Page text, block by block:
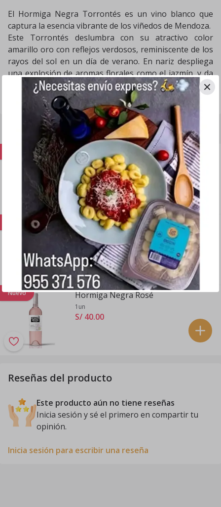
El Hormiga Negra Torrontés es un vino blanco que
captura la esencia vibrante de los viñedos de Mendoza.
Este Torrontés deslumbra con su atractivo color
amarillo oro con reflejos verdosos, reminiscente de los
rayos del sol en un día de verano. En nariz despliega
una explosión de aromas florales como el jazmín, y da
unas notas a frutos tropicales. En boca, refleja una
frescura frutal, que otorga una acidez equilibrada .
Productos relacionados
Principe Di Granatey Nero D´avola
1un
S/ 56.00
Hormiga Negra Malbec
1un
S/ 40.00
Nuevo Hormiga Negra Rosé
1un
S/ 40.00
Reseñas del producto
Este producto aún no tiene reseñas
Inicia sesión y sé el primero en compartir tu
opinión.
Inicia sesión para escribir una reseña